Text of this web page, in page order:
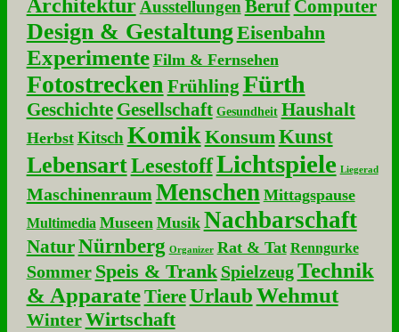
Architektur Ausstellungen Beruf Computer
Design & GestaltungEisenbahn
Experimente Film & Fernsehen
Fotostrecken Frühling Fürth
Geschichte Gesellschaft Gesundheit Haushalt
Herbst Kitsch KomikKonsumKunst
LebensartLesestoffLichtspiele Liegerad
Maschinenraum Menschen Mittagspause
Multimedia Museen Musik Nachbarschaft
NaturNürnberg Organizer Rat & Tat Renngurke
Sommer Speis & Trank Spielzeug Technik
& Apparate Tiere UrlaubWehmut
Winter Wirtschaft